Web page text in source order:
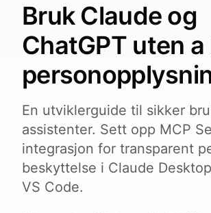
Bruk Claude og
ChatGPT uten a
En utviklerguide til sikker
assistenter. Sett opp MCP
integrasjon for transparent
beskyttelse i Claude
VS Code.